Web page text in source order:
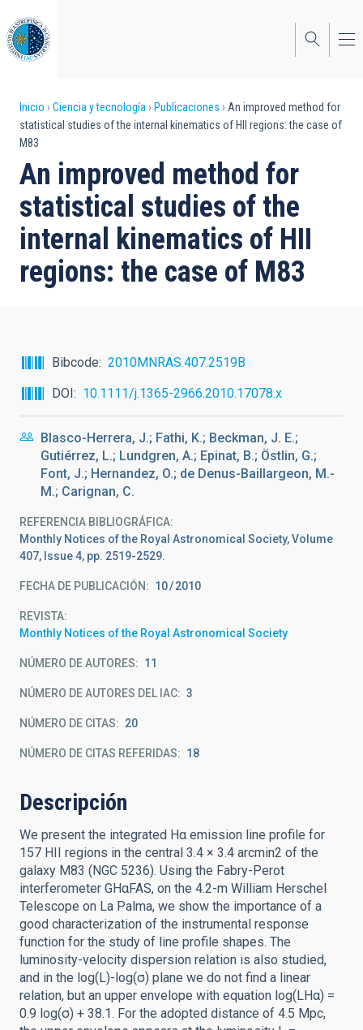
al
contenido
principal
Sobrescribir
enlaces
de
ayuda
a
la
navegación
Inicio Ciencia y tecnología Publicaciones
An improved method for
statistical studies of the internal kinematics of HII regions: the case of
M83
An improved method for
statistical studies of the
internal kinematics of HII
regions: the case of M83
Bibcode
2010MNRAS.407.2519B
DOI
10.1111/j.1365-2966.2010.17078.x
Blasco-Herrera, J.; Fathi, K.; Beckman, J. E.;
Gutiérrez, L.; Lundgren, A.; Epinat, B.; Östlin, G.;
Font, J.; Hernandez, O.; de Denus-Baillargeon, M.-
M.; Carignan, C.
REFERENCIA BIBLIOGRÁFICA
Monthly Notices of the Royal Astronomical Society, Volume
407, Issue 4, pp. 2519-2529.
FECHA DE PUBLICACIÓN: 10 2010
REVISTA
Monthly Notices of the Royal Astronomical Society
NÚMERO DE AUTORES 11
NÚMERO DE AUTORES DEL IAC 3
NÚMERO DE CITAS 20
NÚMERO DE CITAS REFERIDAS 18
Descripción
We present the integrated Hα emission line profile for
157 HII regions in the central 3.4 × 3.4 arcmin2 of the
galaxy M83 (NGC 5236). Using the Fabry-Perot
interferometer GHαFAS, on the 4.2-m William Herschel
Telescope on La Palma, we show the importance of a
good characterization of the instrumental response
function for the study of line profile shapes. The
luminosity-velocity dispersion relation is also studied,
and in the log(L)-log(σ) plane we do not find a linear
relation, but an upper envelope with equation log(LHα) =
0.9 log(σ) + 38.1. For the adopted distance of 4.5 Mpc,